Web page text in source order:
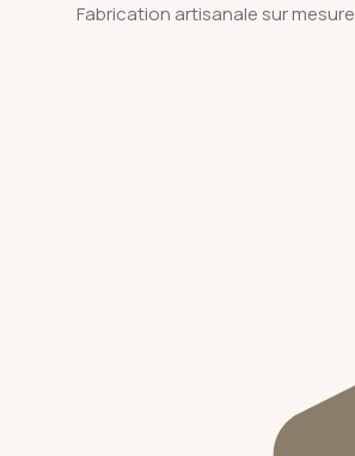
Fabrication artisanale sur mesure